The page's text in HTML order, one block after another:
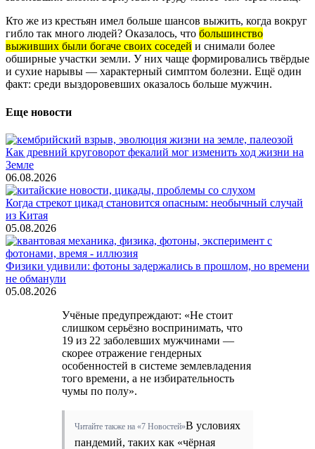
Кто же из крестьян имел больше шансов выжить, когда вокруг
гибло так много людей? Оказалось, что большинство
выживших были богаче своих соседей и снимали более
обширные участки земли. У них чаще формировались твёрдые
и сухие нарывы — характерный симптом болезни. Ещё один
факт: среди выздоровевших оказалось больше мужчин.
Еще новости
Как древний круговорот фекалий мог изменить ход жизни на
Земле
06.08.2026
Когда стрекот цикад становится опасным: необычный случай
из Китая
05.08.2026
Физики удивили: фотоны задержались в прошлом, но времени
не обманули
05.08.2026
Учёные предупреждают: «Не стоит
слишком серьёзно воспринимать, что
19 из 22 заболевших мужчинами —
скорее отражение гендерных
особенностей в системе землевладения
того времени, а не избирательность
чумы по полу».
Читайте также на «7 Новостей»В условиях
пандемий, таких как «чёрная